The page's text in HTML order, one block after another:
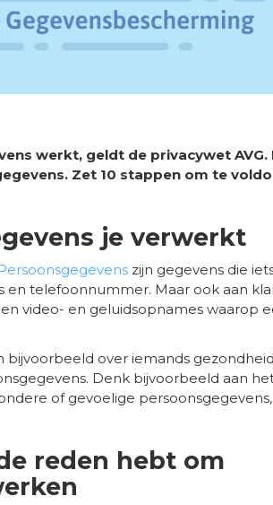
werkt, geldt de privacywet AVG.
Zet 10 stappen om te
je verwerkt
zijn gegevens die
en telefoonnummer. Maar ook aan
video- en geluidsopnames waarop
bijvoorbeeld over iemands
Denk bijvoorbeeld aan
of gevoelige
reden hebt om